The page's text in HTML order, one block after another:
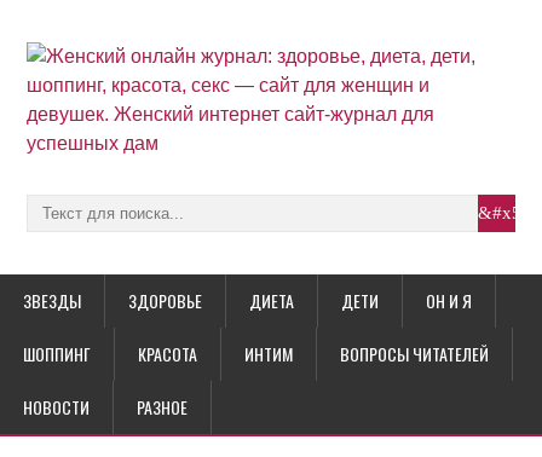
ЗВЕЗДЫ ЗДОРОВЬЕ ДИЕТА ДЕТИ ОН И Я
ШОППИНГ КРАСОТА ИНТИМ ВОПРОСЫ ЧИТАТЕЛЕЙ
НОВОСТИ РАЗНОЕ